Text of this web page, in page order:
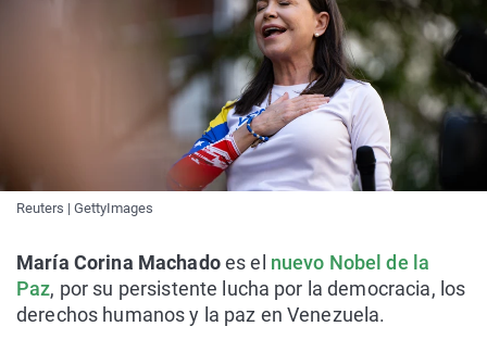
Reuters | GettyImages
María Corina Machadoes el nuevo Nobel de la
Paz, por su persistente lucha por la democracia, los
derechos humanos y la paz en Venezuela.